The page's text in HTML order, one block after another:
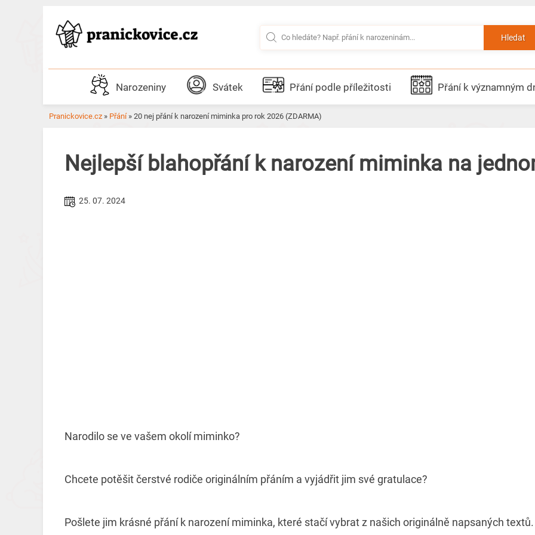
Hledat
Narozeniny Svátek Přání podle příležitosti Přání k významným
Pranickovice.cz » Přání» 20 nej přání k narození miminka pro rok 2026 (ZDARMA)
Nejlepší blahopřání k narození miminka na
25. 07. 2024
Narodilo se ve vašem okolí miminko?
Chcete potěšit čerstvé rodiče originálním přáním a vyjádřit jim své gratulace?
Pošlete jim krásné přání k narození miminka, které stačí vybrat z našich originálně napsaných